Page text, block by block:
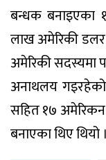
बन्धक बनाइएका
लाख अमेरिकी
अमेरिकी सदस्यमा
अनाथलय गइरहेको
सहित १७
बनाएका थिए थियो ।